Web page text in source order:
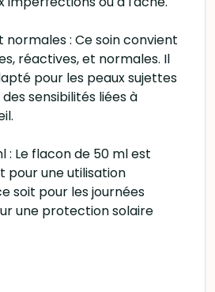
normales : Ce soin convient
réactives, et normales. Il
pour les peaux sujettes
sensibilités liées à
: Le flacon de 50 ml est
pour une utilisation
soit pour les journées
une protection solaire